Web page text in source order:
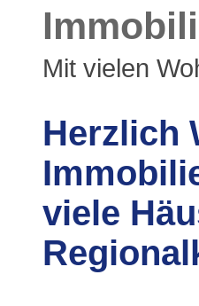
Mit vielen
Herzlich
viele